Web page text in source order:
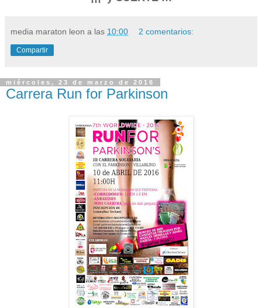
media maraton leon a las 10:00 2 comentarios:
Compartir
miércoles, 23 de marzo de 2016
Carrera Run for Parkinson